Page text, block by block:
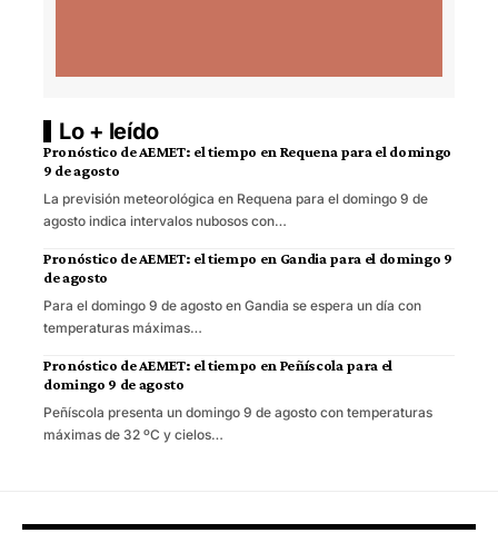
Lo + leído
Pronóstico de AEMET: el tiempo en Requena para el domingo
9 de agosto
La previsión meteorológica en Requena para el domingo 9 de
agosto indica intervalos nubosos con…
Pronóstico de AEMET: el tiempo en Gandia para el domingo 9
de agosto
Para el domingo 9 de agosto en Gandia se espera un día con
temperaturas máximas…
Pronóstico de AEMET: el tiempo en Peñíscola para el
domingo 9 de agosto
Peñíscola presenta un domingo 9 de agosto con temperaturas
máximas de 32 ºC y cielos…